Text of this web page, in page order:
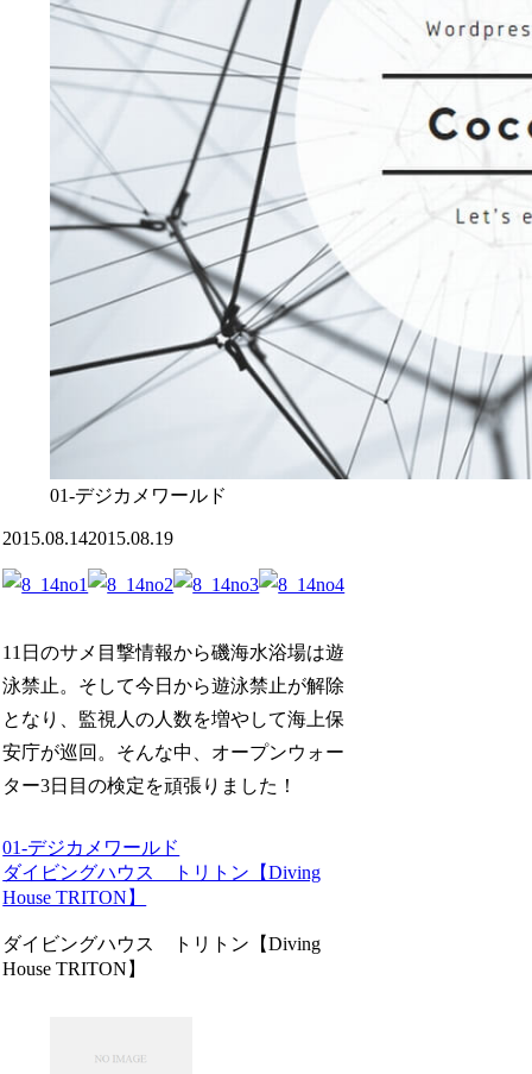
01-デジカメワールド
2015.08.142015.08.19
11日のサメ目撃情報から磯海水浴場は遊
泳禁止。そして今日から遊泳禁止が解除
となり、監視人の人数を増やして海上保
安庁が巡回。そんな中、オープンウォー
ター3日目の検定を頑張りました！
01-デジカメワールド
ダイビングハウス トリトン【Diving
House TRITON】
ダイビングハウス トリトン【Diving
House TRITON】